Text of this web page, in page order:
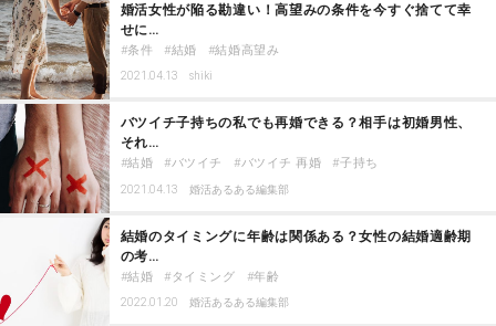
婚活女性が陥る勘違い！高望みの条件を今すぐ捨てて幸
せに…
条件 結婚 結婚高望み
2021.04.13 shiki
バツイチ子持ちの私でも再婚できる？相手は初婚男性、
それ…
結婚 バツイチ バツイチ 再婚 子持ち
2021.04.13 婚活あるある編集部
結婚のタイミングに年齢は関係ある？女性の結婚適齢期
の考…
結婚 タイミング 年齢
2022.01.20 婚活あるある編集部